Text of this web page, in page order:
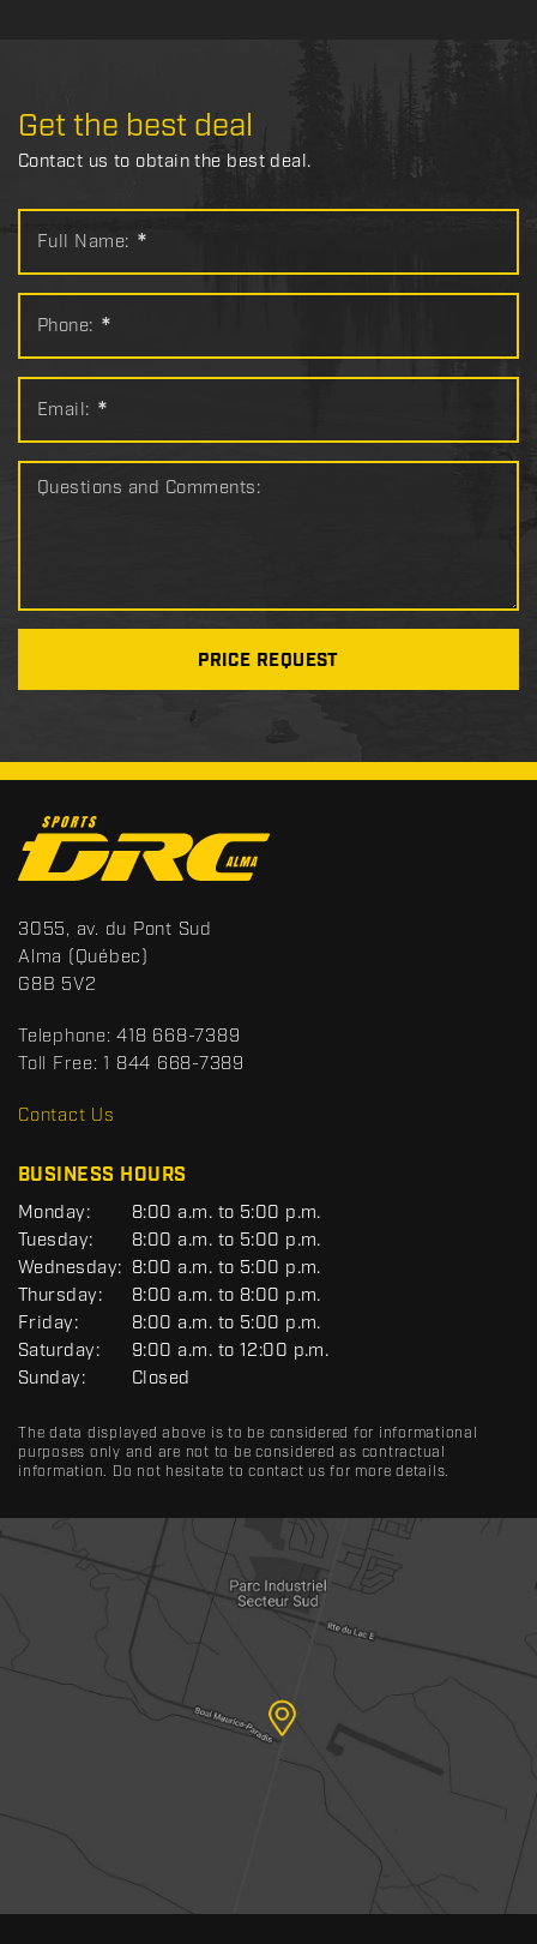
Get the best deal
Contact us to obtain the best deal.
Full Name: *
Phone: *
Email: *
Questions and Comments:
PRICE REQUEST
o
n
t
a
c
t
S
p
o
t
s
R
3055, av. du Pont Sud
Alma (Québec)
G8B 5V2
Telephone: 418 668-7389
Toll Free: 1 844 668-7389
Contact Us
BUSINESS HOURS
G
E
N
E
R
A
L
Monday:
8:00 a.m. to 5:00 p.m.
Tuesday:
8:00 a.m. to 5:00 p.m.
Wednesday: 8:00 a.m. to 5:00 p.m.
Thursday:
8:00 a.m. to 8:00 p.m.
Friday:
8:00 a.m. to 5:00 p.m.
Saturday:
9:00 a.m. to 12:00 p.m.
Sunday:
Closed
The data displayed above is to be considered for informational
purposes only and are not to be considered as contractual
information. Do not hesitate to contact us for more details.